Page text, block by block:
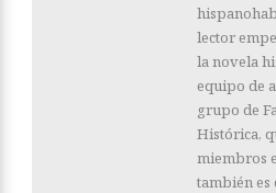
lector
la novela
equipo de
grupo de
Histórica,
miembros
también es